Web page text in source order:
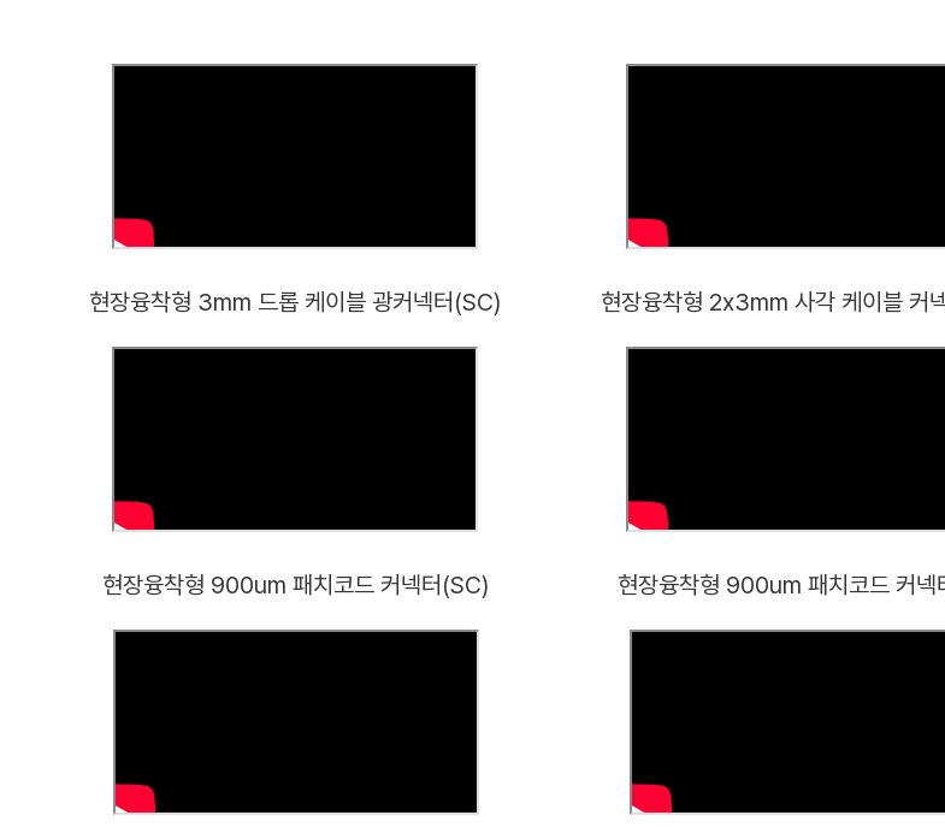
현장융착형 3mm 드롭 케이블 광커넥터(SC) 현장융착형 2x3mm 사각 케이블 커
현장융착형 900um 패치코드 커넥터(SC) 현장융착형 900um 패치코드 커넥